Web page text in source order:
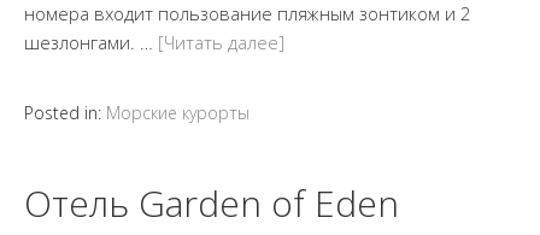
номера входит пользование пляжным зонтиком и 2
шезлонгами. … [Читать далее]
Posted in: Морские курорты
Отель Garden of Eden